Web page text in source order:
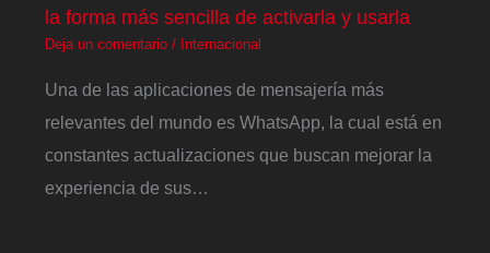
la forma más sencilla de activarla y usarla
Deja un comentario / Internacional
Una de las aplicaciones de mensajería más
relevantes del mundo es WhatsApp, la cual está en
constantes actualizaciones que buscan mejorar la
experiencia de sus…